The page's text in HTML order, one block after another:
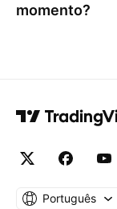
momento?
Português